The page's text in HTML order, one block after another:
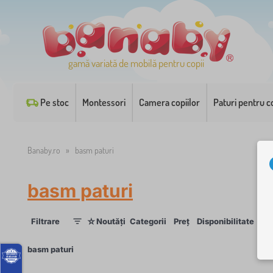
gamă variată de mobilă pentru copii
Pe stoc Montessori Camera copiilor Paturi pentru
Banaby.ro » basm paturi
basm paturi
Filtrare ☆Noutăți Categorii Preț Disponibilitate
basm paturi